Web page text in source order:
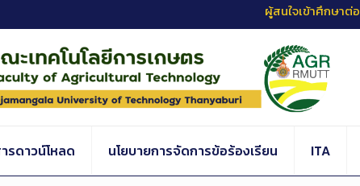
ผู้สนใจเข้าศึกษาต่อ
รดาวน์โหลด นโยบายการจัดการข้อร้องเรียน ITA